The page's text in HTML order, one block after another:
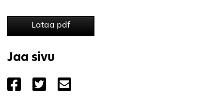
Lataa pdf
Jaa sivu
Jaa sivu palvelussa Facebook
Jaa sivu palvelussa Twitter